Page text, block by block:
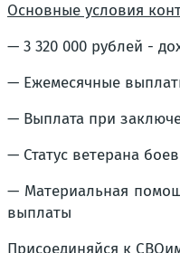
Основные условия
— 3 320 000 рублей -
— Ежемесячные
— Выплата при
— Статус ветерана
— Материальная
выплаты
Присоединяйся к